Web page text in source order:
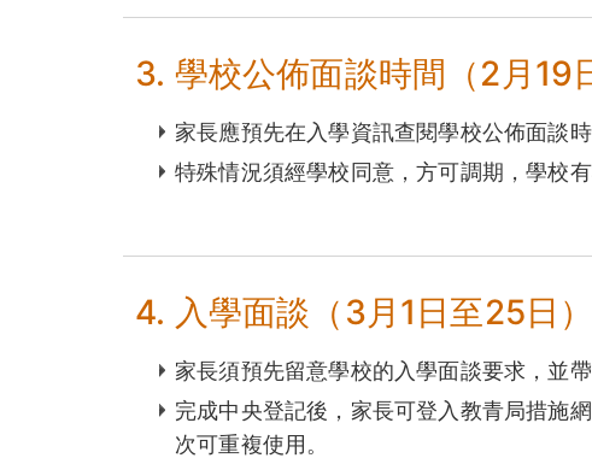
3. 學校公佈面談時間（2月19
家長應預先在入學資訊查閱學校公佈面談
特殊情況須經學校同意，方可調期，學校
4. 入學面談（3月1日至25日）
家長須預先留意學校的入學面談要求，並
完成中央登記後，家長可登入教青局措施
次可重複使用。